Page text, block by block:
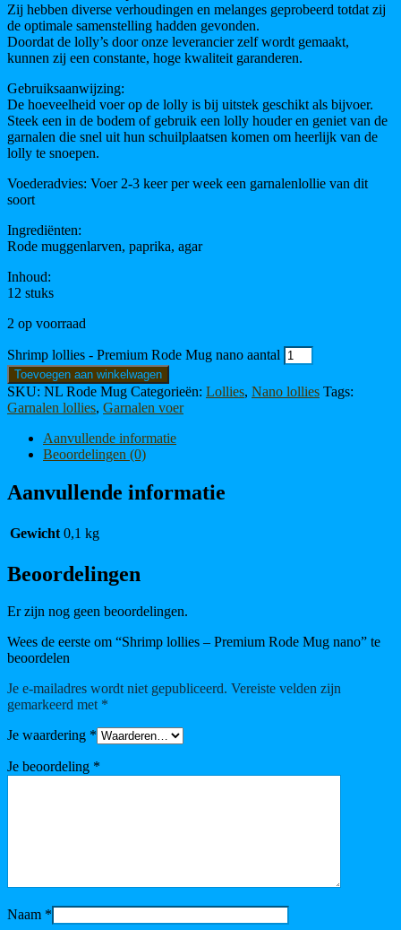
Zij hebben diverse verhoudingen en melanges geprobeerd totdat zij
de optimale samenstelling hadden gevonden.
Doordat de lolly’s door onze leverancier zelf wordt gemaakt,
kunnen zij een constante, hoge kwaliteit garanderen.
Gebruiksaanwijzing:
De hoeveelheid voer op de lolly is bij uitstek geschikt als bijvoer.
Steek een in de bodem of gebruik een lolly houder en geniet van de
garnalen die snel uit hun schuilplaatsen komen om heerlijk van de
lolly te snoepen.
Voederadvies: Voer 2-3 keer per week een garnalenlollie van dit
soort
Ingrediënten:
Rode muggenlarven, paprika, agar
Inhoud:
12 stuks
2 op voorraad
Shrimp lollies - Premium Rode Mug nano aantal
Toevoegen aan winkelwagen
SKU: NL Rode Mug Categorieën: Lollies, Nano lollies Tags:
Garnalen lollies, Garnalen voer
Aanvullende informatie
Beoordelingen (0)
Aanvullende informatie
Gewicht 0,1 kg
Beoordelingen
Er zijn nog geen beoordelingen.
Wees de eerste om “Shrimp lollies – Premium Rode Mug nano” te
beoordelen
Je e-mailadres wordt niet gepubliceerd. Vereiste velden zijn
gemarkeerd met *
Je waardering *
Je beoordeling *
Naam *